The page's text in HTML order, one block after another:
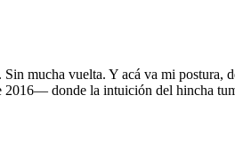
mucha vuelta. Y acá va mi postura,
2016— donde la intuición del hincha